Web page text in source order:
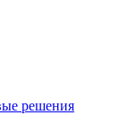
решения